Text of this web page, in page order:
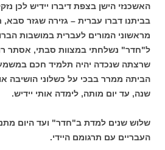
האשכנזי הישן בצפת דיברו יידיש לכן
בביתנו דברו עברית – גזירה שגזר סבא,
מראשוני המורים לעברית במושבות
ל"חדר" נשלחתי במצוות סבתי, אסתר
שרצתה שנכדה יהיה תלמיד חכם
הביתה ממרר בבכי על כשלוני הושיבה
שנה, עד יום מותה, לימדה אותי יידיש.
שלוש שנים למדת ב"חדר" ועד היום
העבריים עם תרגומם היידי.